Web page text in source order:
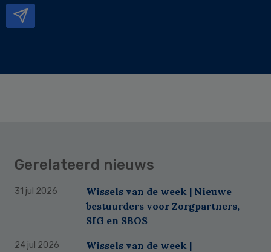
Gerelateerd nieuws
31 jul 2026
Wissels van de week | Nieuwe
bestuurders voor Zorgpartners,
SIG en SBOS
24 jul 2026
Wissels van de week |